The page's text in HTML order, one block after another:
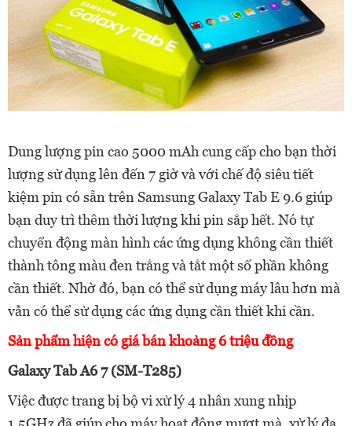
Dung lượng pin cao 5000 mAh cung cấp cho bạn thời
lượng sử dụng lên đến 7 giờ và với chế độ siêu tiết
kiệm pin có sẵn trên Samsung Galaxy Tab E 9.6 giúp
bạn duy trì thêm thời lượng khi pin sắp hết. Nó tự
chuyển động màn hình các ứng dụng không cần thiết
thành tông màu đen trắng và tắt một số phần không
cần thiết. Nhờ đó, bạn có thể sử dụng máy lâu hơn mà
vẫn có thể sử dụng các ứng dụng cần thiết khi cần.
Sản phẩm hiện có giá bán khoảng 6 triệu đồng
Galaxy Tab A6 7 (SM-T285)
Việc được trang bị bộ vi xử lý 4 nhân xung nhịp